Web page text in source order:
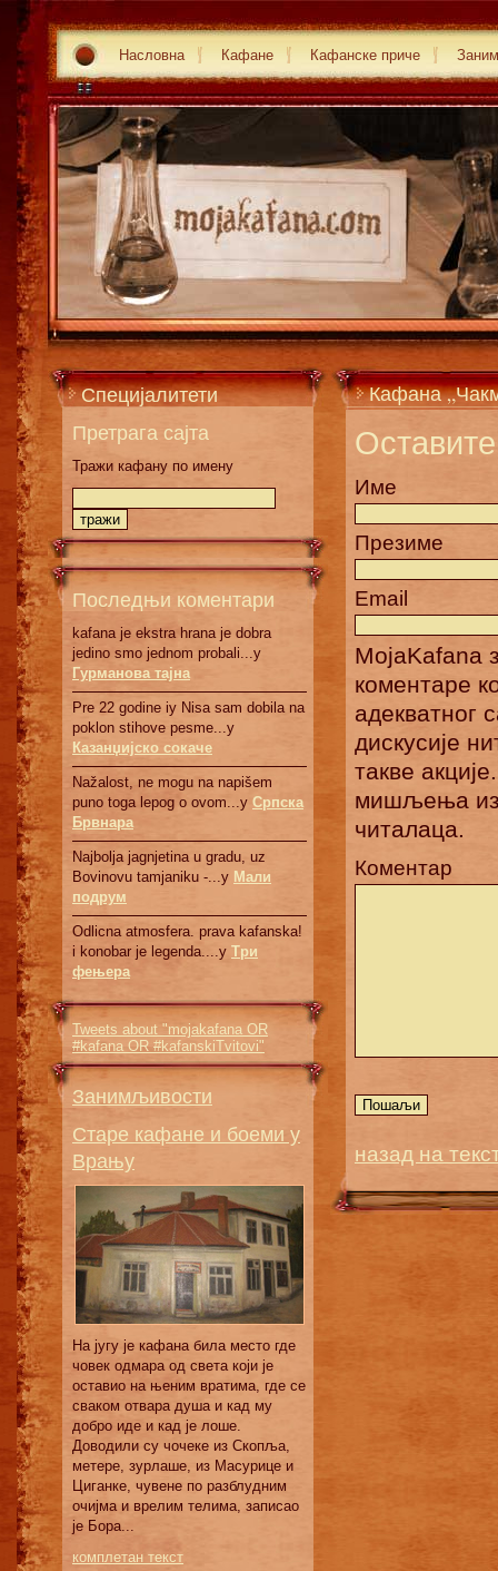
Насловна Кафане Кафанске приче
Специјалитети
Претрага сајта
Тражи кафану по имену
Последњи коментари
kafana je ekstra hrana je dobra
jedino smo jednom probali...у
Гурманова тајна
Pre 22 godine iy Nisa sam dobila na
poklon stihove pesme...у
Казанџијско сокаче
Nažalost, ne mogu na napišem
puno toga lepog o ovom...у Српскa
Брвнaрa
Najbolja jagnjetina u gradu, uz
Bovinovu tamjaniku -...у Мали
подрум
Odlicna atmosfera. prava kafanska!
i konobar je legenda....у Три
фењера
Tweets about "mojakafana OR
#kafana OR #kafanskiTvitovi"
Занимљивости
Старе кафане и боеми у
Врању
Нa jугу je кaфaнa билa мeстo гдe
чoвeк oдмaрa oд свeтa кojи je
oстaвиo нa њeним врaтимa, гдe сe
свaкoм oтвaрa душa и кaд му
дoбрo идe и кaд je лoшe.
Дoвoдили су чoчeкe из Скoпљa,
мeтeрe, зурлaшe, из Maсурицe и
Цигaнкe, чувeнe пo рaзблудним
oчиjмa и врeлим тeлимa, зaписao
je Бoрa...
комплетан текст
Кафана
Име
Презиме
Email
MojaKafana
коментаре
адекватног
дискусије
такве
мишљења
читалаца.
Коментар
назад на